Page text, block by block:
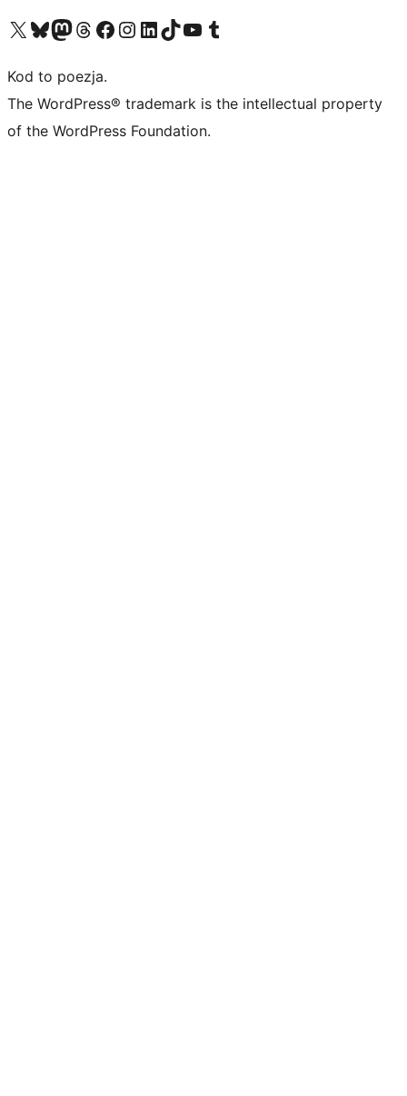
Odwiedź nasze konto X (dawniej Twitter)
Odwiedź nasze konto Bluesky
Odwiedź nasze konto na Mastodoncie
Odwiedź naszego Threadsa
Odwiedź naszego Facebooka
Odwiedź nasze konto na Instagramie
Odwiedź nasze konto na LinkedIn
Odwiedź naszego TikToka
Odwiedź nasz kanał YouTube
Odwiedź naszego Tumblra
Kod to poezja.
The WordPress® trademark is the intellectual property
of the WordPress Foundation.